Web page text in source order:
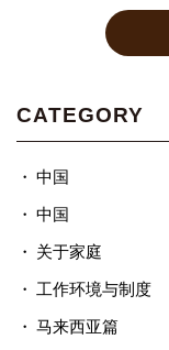
CATEGORY
中国
中国
关于家庭
工作环境与制度
马来西亚篇